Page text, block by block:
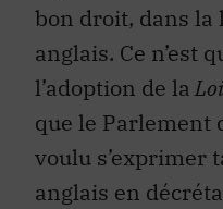
bon droit, dans la
anglais. Ce n’est
l’adoption de la
que le Parlement
voulu s’exprimer
anglais en